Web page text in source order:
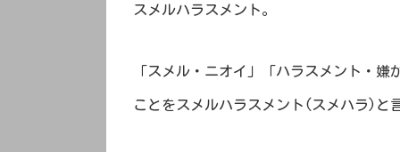
スメルハラスメント。
「スメル・ニオイ」「ハラスメント・
ことをスメルハラスメント(スメハラ)と